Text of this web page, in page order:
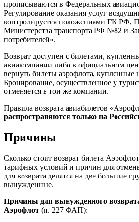
прописываются в Федеральных
Регулирование оказания услуг
контролируется положениями ГК РФ,
Министерства транспорта РФ №82 и
потребителей».
Возврат доступен с билетами,
авиакомпании либо в официальном
вернуть билеты аэрофлота, купленные
Бронирование, осуществленное у
отменяется в той же компании.
Правила возврата авиабилетов
распространяются только на
Причины
Сколько стоит возврат билета
тарифных условий и причин для
для возврата делятся на две большие
вынужденные.
Причины для вынужденного
Аэрофлот (п. 227 ФАП):